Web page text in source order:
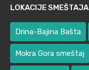
LOKACIJE SMEŠTAJA
Drina-Bajina Bašta
Mokra Gora smeštaj